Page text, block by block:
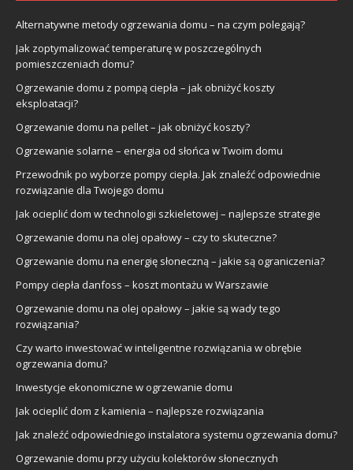
Alternatywne metody ogrzewania domu – na czym polegają?
Jak zoptymalizować temperaturę w poszczególnych
pomieszczeniach domu?
Ogrzewanie domu z pompą ciepła – jak obniżyć koszty
eksploatacji?
Ogrzewanie domu na pellet – jak obniżyć koszty?
Ogrzewanie solarne – energia od słońca w Twoim domu
Przewodnik po wyborze pompy ciepła. Jak znaleźć odpowiednie
rozwiązanie dla Twojego domu
Jak ocieplić dom w technologii szkieletowej – najlepsze strategie
Ogrzewanie domu na olej opałowy – czy to skuteczne?
Ogrzewanie domu na energię słoneczną – jakie są ograniczenia?
Pompy ciepła danfoss – koszt montażu w Warszawie
Ogrzewanie domu na olej opałowy – jakie są wady tego
rozwiązania?
Czy warto inwestować w inteligentne rozwiązania w obrębie
ogrzewania domu?
Inwestycje ekonomiczne w ogrzewanie domu
Jak ocieplić dom z kamienia – najlepsze rozwiązania
Jak znaleźć odpowiedniego instalatora systemu ogrzewania domu?
Ogrzewanie domu przy użyciu kolektorów słonecznych